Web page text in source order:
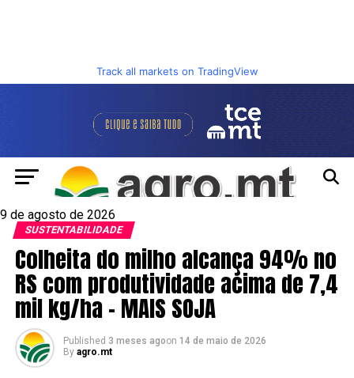
Track all markets on TradingView
9 de agosto de 2026
SUSTENTABILIDADE
Colheita do milho alcança 94% no
RS com produtividade acima de 7,4
mil kg/ha – MAIS SOJA
Published 3 meses agoon 14 de maio de 2026
By agro.mt